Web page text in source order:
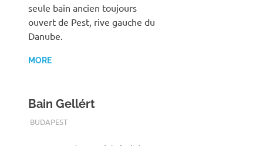
seule bain ancien toujours
ouvert de Pest, rive gauche du
Danube.
MORE
Bain Gellért
TERMALFURDOK.COM
BUDAPEST